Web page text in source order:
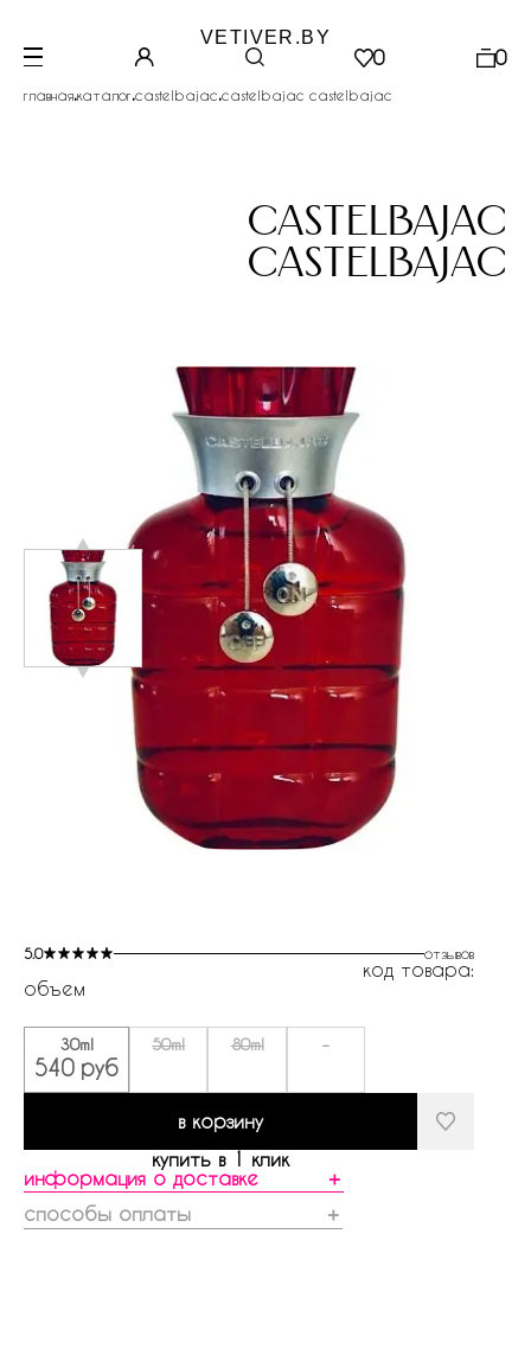
VETIVER.BY
0 0
главная.каталог.castelbajac.castelbajac castelbajac
castelbajac
castelbajac
5.0 отзывов
код товара:
объем
30ml
540 руб
50ml 80ml -
в корзину
купить в 1 клик
информация о доставке
＋
способы оплаты
＋